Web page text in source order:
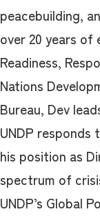
peacebuilding,
over 20 years of
Readiness,
Nations
Bureau, Dev
UNDP
his position as
spectrum of
UNDP’s Global